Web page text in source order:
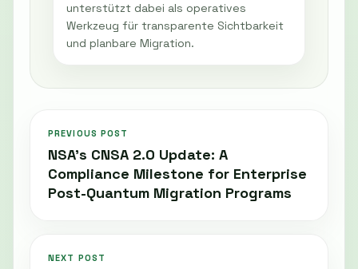
unterstützt dabei als operatives
Werkzeug für transparente Sichtbarkeit
und planbare Migration.
PREVIOUS POST
NSA’s CNSA 2.0 Update: A
Compliance Milestone for Enterprise
Post-Quantum Migration Programs
NEXT POST